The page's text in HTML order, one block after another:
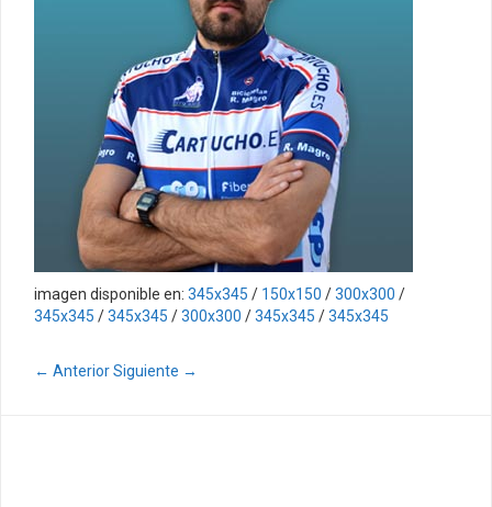
imagen disponible en: 345x345 / 150x150 /300x300 /
345x345 /345x345 /300x300 /345x345 /345x345
← AnteriorSiguiente →